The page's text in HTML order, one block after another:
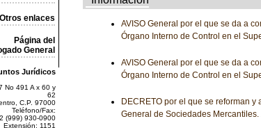
Otros enlaces
Página del
General
Jurídicos
No 491 A x 60 y
62
C.P. 97000
Teléfono/Fax:
(999) 930-0900
Extensión: 1151
AVISO General por el que se da a
Órgano Interno de Control en el
AVISO General por el que se da a
Órgano Interno de Control en el
DECRETO por el que se reforman
General de Sociedades Mercantiles.